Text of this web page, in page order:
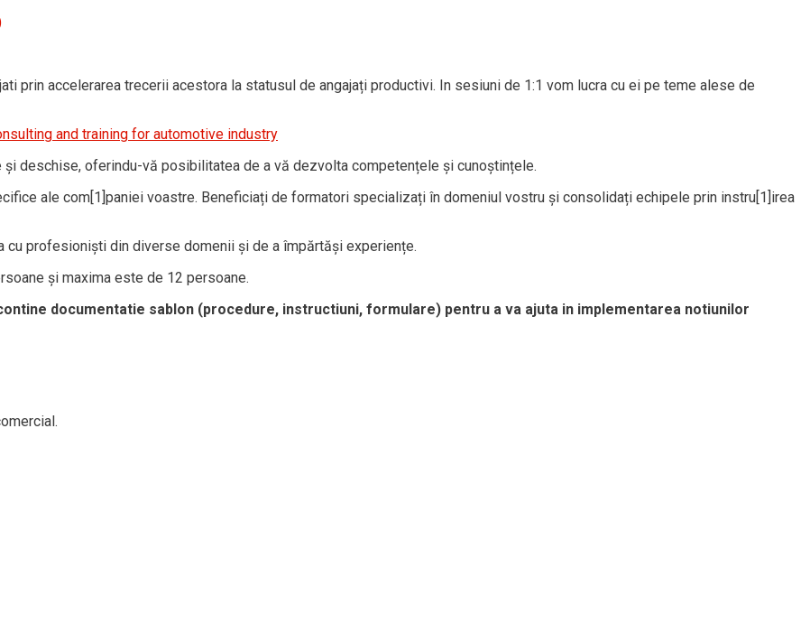
prin accelerarea trecerii acestora la statusul de angajați productivi. In sesiuni de 1:1 vom lucra cu ei pe teme alese de
and training for automotive industry
deschise, oferindu-vă posibilitatea de a vă dezvolta competențele și cunoștințele.
ale com[1]paniei voastre. Beneficiați de formatori specializați în domeniul vostru și consolidați echipele prin instru[1]irea
profesioniști din diverse domenii și de a împărtăși experiențe.
și maxima este de 12 persoane.
documentatie sablon (procedure, instructiuni, formulare) pentru a va ajuta in implementarea notiunilor